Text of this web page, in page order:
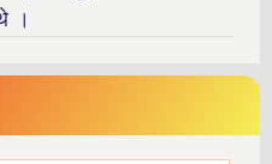
।